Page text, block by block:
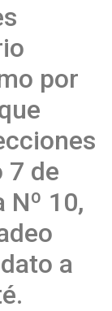
por
7 de
Nº 10,
a